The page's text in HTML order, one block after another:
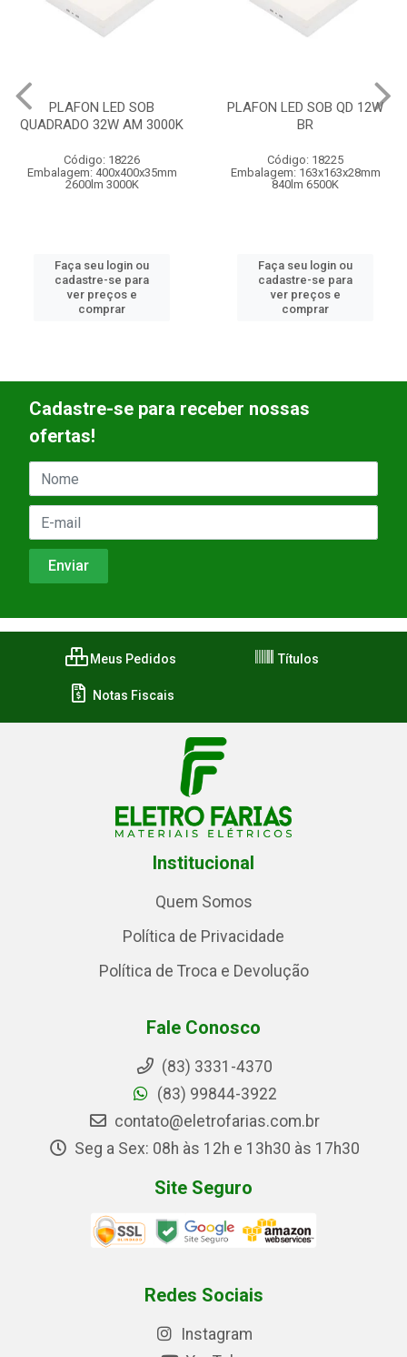
LED SOB
32W AM 3000K
400x400x35mm
login ou
se para
PLAFON LED SOB QD 12W
Embalagem: 163x163x28mm
Faça seu login ou
cadastre-se para
PLAFON
Cadastre-se para receber nossas
ofertas!
Meus Pedidos Títulos
Notas Fiscais
Institucional
Quem Somos
Política de Privacidade
Política de Troca e Devolução
Fale Conosco
(83) 3331-4370
(83) 99844-3922
contato@eletrofarias.com.br
Seg a Sex: 08h às 12h e 13h30 às 17h30
Site Seguro
Redes Sociais
Instagram